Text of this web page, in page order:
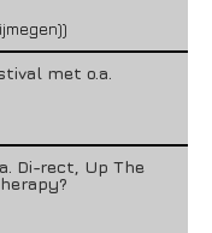
met o.a.
Di-rect, Up The